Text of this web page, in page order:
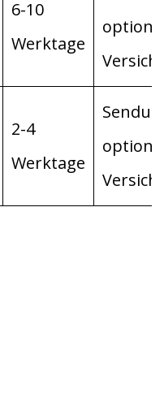
6-10
Werktage
2-4
Werktage